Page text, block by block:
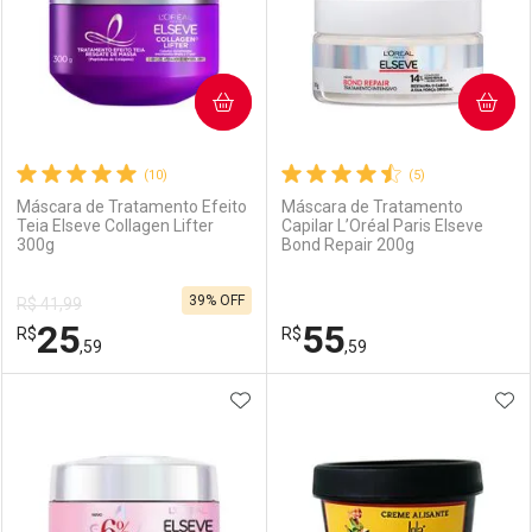
(10)
Máscara de Tratamento Efeito
Teia Elseve Collagen Lifter
300g
R$ 41,99
R$25,59
39% OFF
COMPRAR
Laboratório
Por Menos
(5)
Máscara de Tratamento
Capilar L’Oréal Paris Elseve
Bond Repair 200g
R$55,59
COMPRAR
Laboratório
Por Menos
ADICIONAR AOS FAVORITOS